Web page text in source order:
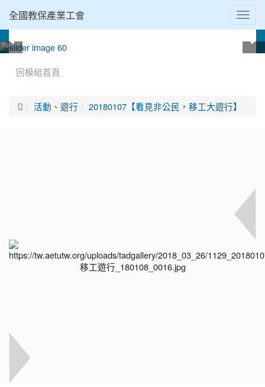
全國教保產業工會
回模組首頁
 活動、遊行 20180107【看見非公民，移工大遊行】